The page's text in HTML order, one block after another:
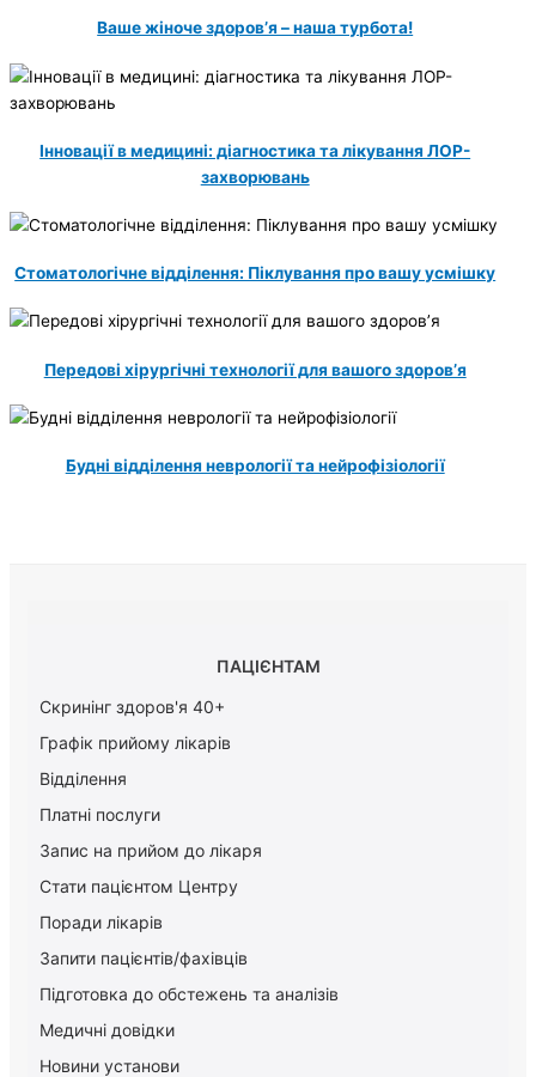
Ваше жіноче здоров’я – наша турбота!
Інновації в медицині: діагностика та лікування ЛОР-
захворювань
Стоматологічне відділення: Піклування про вашу усмішку
Передові хірургічні технології для вашого здоров’я
Будні відділення неврології та нейрофізіології
ПАЦІЄНТАМ
Скринінг здоров'я 40+
Графік прийому лікарів
Відділення
Платні послуги
Запис на прийом до лікаря
Стати пацієнтом Центру
Поради лікарів
Запити пацієнтів/фахівців
Підготовка до обстежень та аналізів
Медичні довідки
Новини установи